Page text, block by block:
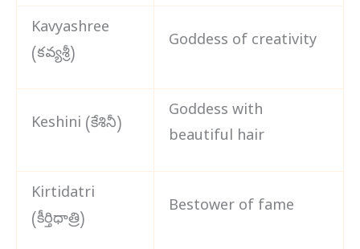
Kavyashree
(కవ్యశ్రీ)
Goddess of creativity
Keshini (కేశినీ)
Goddess with
beautiful hair
Kirtidatri
(కీర్తిధాత్రి)
Bestower of fame